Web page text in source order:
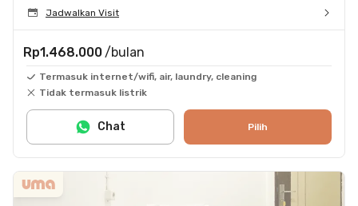
Jadwalkan Visit
Rp1.468.000 /bulan
Termasuk internet/wifi, air, laundry, cleaning
Tidak termasuk listrik
Pilih
Chat